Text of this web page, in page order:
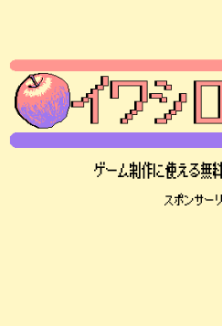
ゲーム制作に使える無
スポンサー